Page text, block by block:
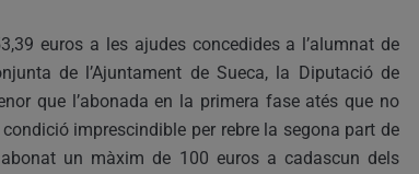
euros a les ajudes concedides a l’alumnat de
de l’Ajuntament de Sueca, la Diputació de
que l’abonada en la primera fase atés que no
imprescindible per rebre la segona part de
un màxim de 100 euros a cadascun dels